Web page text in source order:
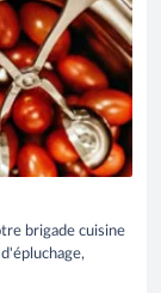
brigade cuisine